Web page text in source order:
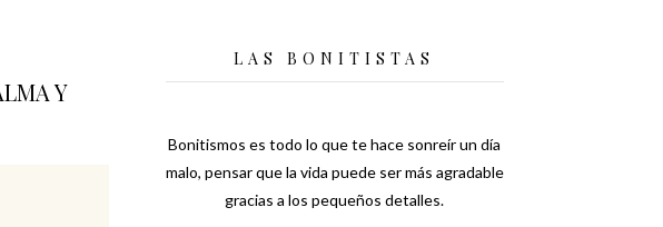
Y
LAS BONITISTAS
Bonitismos es todo lo que te hace sonreír un día
malo, pensar que la vida puede ser más agradable
gracias a los pequeños detalles.